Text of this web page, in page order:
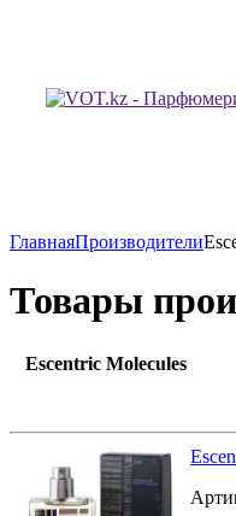
ГлавнаяПроизводители
Товары
Escentric Molecules